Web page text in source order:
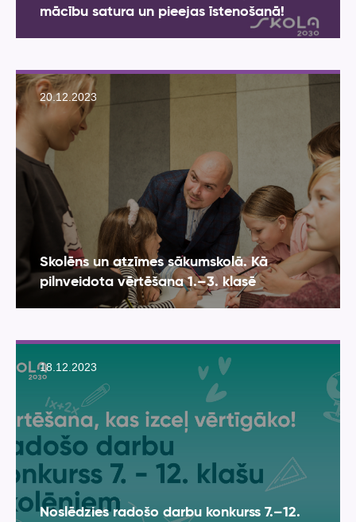
mācību satura un pieejas īstenošanā!
20.12.2023
Skolēns un atzīmes sākumskolā. Kā
pilnveidota vērtēšana 1.–3. klasē
18.12.2023
Noslēdzies radošo darbu konkurss 7.–12.